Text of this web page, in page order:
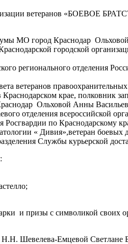
ветеранов «БОЕВОЕ
МО город Краснодар
городской
регионального отделения
ветеранов
крае, полковник
Ольховой Анны
отделения всероссийской
Росгвардии по Краснодарскому
« Дивия»,ветеран боевых
Службы курьерской
и призы с символикой своих
Шевелева-Емцевой